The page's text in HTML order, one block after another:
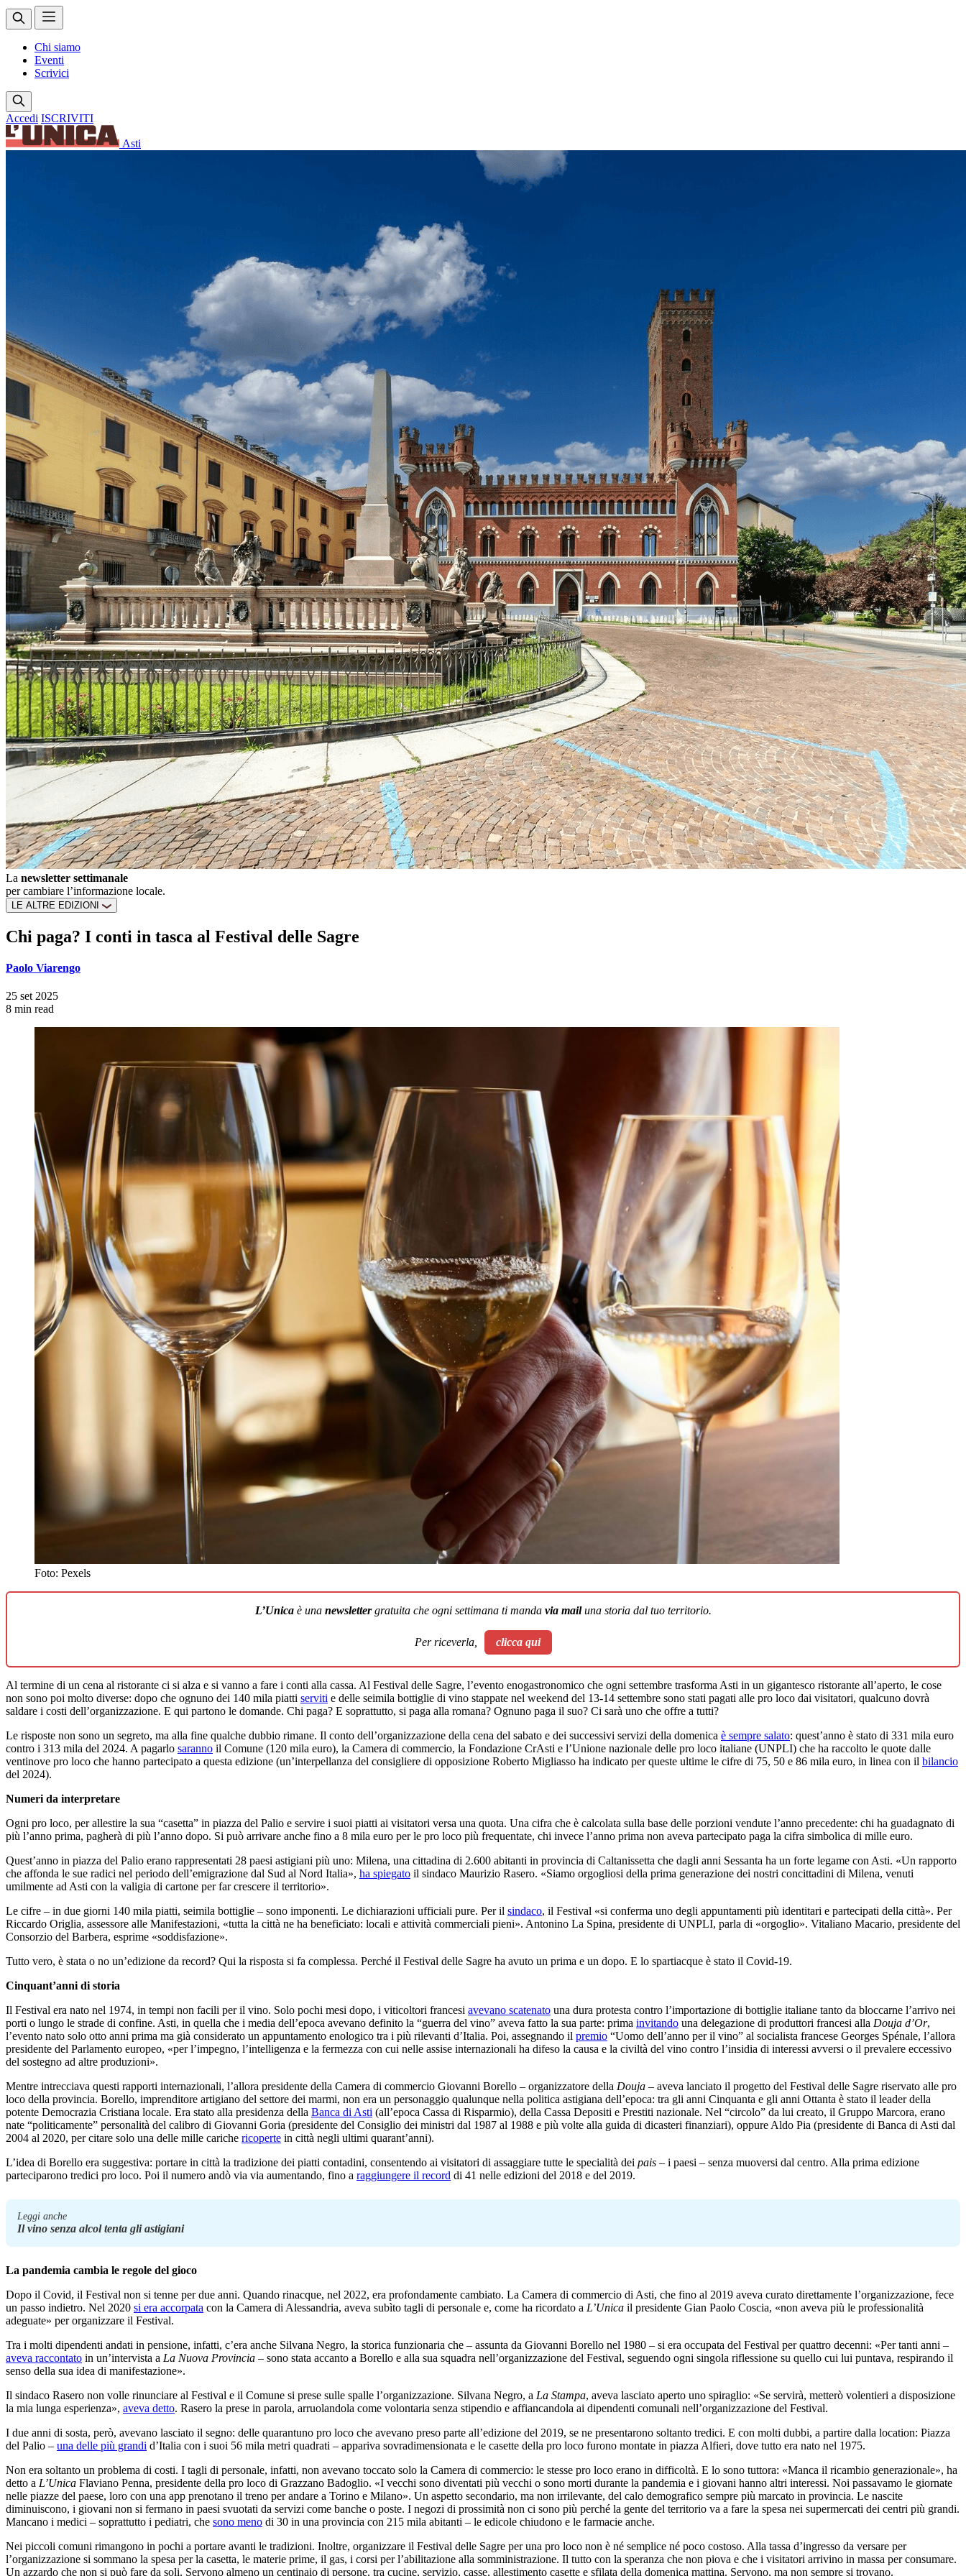
Chi siamo
Eventi
Scrivici
Accedi ISCRIVITI
Asti
La newsletter settimanale
per cambiare l’informazione locale.
LE ALTRE EDIZIONI
Chi paga? I conti in tasca al Festival delle Sagre
Paolo Viarengo
25 set 2025
8 min read
Foto: Pexels
L’Unicaè una newslettergratuita che ogni settimana ti manda via mailuna storia dal tuo territorio.
Per riceverla, clicca qui
Al termine di un cena al ristorante ci si alza e si vanno a fare i conti alla cassa. Al Festival delle Sagre, l’evento enogastronomico che ogni settembre trasforma Asti in un gigantesco ristorante all’aperto, le cose
non sono poi molto diverse: dopo che ognuno dei 140 mila piatti serviti e delle seimila bottiglie di vino stappate nel weekend del 13-14 settembre sono stati pagati alle pro loco dai visitatori, qualcuno dovrà
saldare i costi dell’organizzazione. E qui partono le domande. Chi paga? E soprattutto, si paga alla romana? Ognuno paga il suo? Ci sarà uno che offre a tutti?
Le risposte non sono un segreto, ma alla fine qualche dubbio rimane. Il conto dell’organizzazione della cena del sabato e dei successivi servizi della domenica è sempre salato: quest’anno è stato di 331 mila euro
contro i 313 mila del 2024. A pagarlo saranno il Comune (120 mila euro), la Camera di commercio, la Fondazione CrAsti e l’Unione nazionale delle pro loco italiane (UNPLI) che ha raccolto le quote dalle
ventinove pro loco che hanno partecipato a questa edizione (un’interpellanza del consigliere di opposizione Roberto Migliasso ha indicato per queste ultime le cifre di 75, 50 e 86 mila euro, in linea con il bilancio
del 2024).
Numeri da interpretare
Ogni pro loco, per allestire la sua “casetta” in piazza del Palio e servire i suoi piatti ai visitatori versa una quota. Una cifra che è calcolata sulla base delle porzioni vendute l’anno precedente: chi ha guadagnato di
più l’anno prima, pagherà di più l’anno dopo. Si può arrivare anche fino a 8 mila euro per le pro loco più frequentate, chi invece l’anno prima non aveva partecipato paga la cifra simbolica di mille euro.
Quest’anno in piazza del Palio erano rappresentati 28 paesi astigiani più uno: Milena, una cittadina di 2.600 abitanti in provincia di Caltanissetta che dagli anni Sessanta ha un forte legame con Asti. «Un rapporto
che affonda le sue radici nel periodo dell’emigrazione dal Sud al Nord Italia», ha spiegato il sindaco Maurizio Rasero. «Siamo orgogliosi della prima generazione dei nostri concittadini di Milena, venuti
umilmente ad Asti con la valigia di cartone per far crescere il territorio».
Le cifre – in due giorni 140 mila piatti, seimila bottiglie – sono imponenti. Le dichiarazioni ufficiali pure. Per il sindaco, il Festival «si conferma uno degli appuntamenti più identitari e partecipati della città». Per
Riccardo Origlia, assessore alle Manifestazioni, «tutta la città ne ha beneficiato: locali e attività commerciali pieni». Antonino La Spina, presidente di UNPLI, parla di «orgoglio». Vitaliano Macario, presidente del
Consorzio del Barbera, esprime «soddisfazione».
Tutto vero, è stata o no un’edizione da record? Qui la risposta si fa complessa. Perché il Festival delle Sagre ha avuto un prima e un dopo. E lo spartiacque è stato il Covid-19.
Cinquant’anni di storia
Il Festival era nato nel 1974, in tempi non facili per il vino. Solo pochi mesi dopo, i viticoltori francesi avevano scatenato una dura protesta contro l’importazione di bottiglie italiane tanto da bloccarne l’arrivo nei
porti o lungo le strade di confine. Asti, in quella che i media dell’epoca avevano definito la “guerra del vino” aveva fatto la sua parte: prima invitando una delegazione di produttori francesi alla Douja d’Or,
l’evento nato solo otto anni prima ma già considerato un appuntamento enologico tra i più rilevanti d’Italia. Poi, assegnando il premio “Uomo dell’anno per il vino” al socialista francese Georges Spénale, l’allora
presidente del Parlamento europeo, «per l’impegno, l’intelligenza e la fermezza con cui nelle assise internazionali ha difeso la causa e la civiltà del vino contro l’insidia di interessi avversi o il prevalere eccessivo
del sostegno ad altre produzioni».
Mentre intrecciava questi rapporti internazionali, l’allora presidente della Camera di commercio Giovanni Borello – organizzatore della Douja – aveva lanciato il progetto del Festival delle Sagre riservato alle pro
loco della provincia. Borello, imprenditore artigiano del settore dei marmi, non era un personaggio qualunque nella politica astigiana dell’epoca: tra gli anni Cinquanta e gli anni Ottanta è stato il leader della
potente Democrazia Cristiana locale. Era stato alla presidenza della Banca di Asti (all’epoca Cassa di Risparmio), della Cassa Depositi e Prestiti nazionale. Nel “circolo” da lui creato, il Gruppo Marcora, erano
nate “politicamente” personalità del calibro di Giovanni Goria (presidente del Consiglio dei ministri dal 1987 al 1988 e più volte alla guida di dicasteri finanziari), oppure Aldo Pia (presidente di Banca di Asti dal
2004 al 2020, per citare solo una delle mille cariche ricoperte in città negli ultimi quarant’anni).
L’idea di Borello era suggestiva: portare in città la tradizione dei piatti contadini, consentendo ai visitatori di assaggiare tutte le specialità dei pais – i paesi – senza muoversi dal centro. Alla prima edizione
parteciparono tredici pro loco. Poi il numero andò via via aumentando, fino a raggiungere il record di 41 nelle edizioni del 2018 e del 2019.
Leggi anche
Il vino senza alcol tenta gli astigiani
La pandemia cambia le regole del gioco
Dopo il Covid, il Festival non si tenne per due anni. Quando rinacque, nel 2022, era profondamente cambiato. La Camera di commercio di Asti, che fino al 2019 aveva curato direttamente l’organizzazione, fece
un passo indietro. Nel 2020 si era accorpata con la Camera di Alessandria, aveva subìto tagli di personale e, come ha ricordato a L’Unica il presidente Gian Paolo Coscia, «non aveva più le professionalità
adeguate» per organizzare il Festival.
Tra i molti dipendenti andati in pensione, infatti, c’era anche Silvana Negro, la storica funzionaria che – assunta da Giovanni Borello nel 1980 – si era occupata del Festival per quattro decenni: «Per tanti anni –
aveva raccontato in un’intervista a La Nuova Provincia – sono stata accanto a Borello e alla sua squadra nell’organizzazione del Festival, seguendo ogni singola riflessione su quello cui lui puntava, respirando il
senso della sua idea di manifestazione».
Il sindaco Rasero non volle rinunciare al Festival e il Comune si prese sulle spalle l’organizzazione. Silvana Negro, a La Stampa, aveva lasciato aperto uno spiraglio: «Se servirà, metterò volentieri a disposizione
la mia lunga esperienza», aveva detto. Rasero la prese in parola, arruolandola come volontaria senza stipendio e affiancandola ai dipendenti comunali nell’organizzazione del Festival.
I due anni di sosta, però, avevano lasciato il segno: delle quarantuno pro loco che avevano preso parte all’edizione del 2019, se ne presentarono soltanto tredici. E con molti dubbi, a partire dalla location: Piazza
del Palio – una delle più grandi d’Italia con i suoi 56 mila metri quadrati – appariva sovradimensionata e le casette della pro loco furono montate in piazza Alfieri, dove tutto era nato nel 1975.
Non era soltanto un problema di costi. I tagli di personale, infatti, non avevano toccato solo la Camera di commercio: le stesse pro loco erano in difficoltà. E lo sono tuttora: «Manca il ricambio generazionale», ha
detto a L’Unica Flaviano Penna, presidente della pro loco di Grazzano Badoglio. «I vecchi sono diventati più vecchi o sono morti durante la pandemia e i giovani hanno altri interessi. Noi passavamo le giornate
nelle piazze del paese, loro con una app prenotano il treno per andare a Torino e Milano». Un aspetto secondario, ma non irrilevante, del calo demografico sempre più marcato in provincia. Le nascite
diminuiscono, i giovani non si fermano in paesi svuotati da servizi come banche o poste. I negozi di prossimità non ci sono più perché la gente del territorio va a fare la spesa nei supermercati dei centri più grandi.
Mancano i medici – soprattutto i pediatri, che sono meno di 30 in una provincia con 215 mila abitanti – le edicole chiudono e le farmacie anche.
Nei piccoli comuni rimangono in pochi a portare avanti le tradizioni. Inoltre, organizzare il Festival delle Sagre per una pro loco non è né semplice né poco costoso. Alla tassa d’ingresso da versare per
l’organizzazione si sommano la spesa per la casetta, le materie prime, il gas, i corsi per l’abilitazione alla somministrazione. Il tutto con la speranza che non piova e che i visitatori arrivino in massa per consumare.
Un azzardo che non si può fare da soli. Servono almeno un centinaio di persone, tra cucine, servizio, casse, allestimento casette e sfilata della domenica mattina. Servono, ma non sempre si trovano.